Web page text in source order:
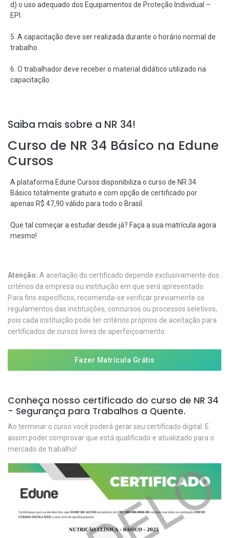
d) o uso adequado dos Equipamentos de Proteção Individual –
EPI.
5. A capacitação deve ser realizada durante o horário normal de
trabalho.
6. O trabalhador deve receber o material didático utilizado na
capacitação.
Saiba mais sobre a NR 34!
Curso de NR 34 Básico na Edune
Cursos
A plataforma Edune Cursos disponibiliza o curso de NR 34
Básico totalmente gratuito e com opção de certificado por
apenas R$ 47,90 válido para todo o Brasil.
Que tal começar a estudar desde já? Faça a sua matrícula agora
mesmo!
Atenção: A aceitação do certificado depende exclusivamente dos
critérios da empresa ou instituição em que será apresentado.
Para fins específicos, recomenda-se verificar previamente os
regulamentos das instituições, concursos ou processos seletivos,
pois cada instituição pode ter critérios próprios de aceitação para
certificados de cursos livres de aperfeiçoamento.
Fazer Matrícula Grátis
Conheça nosso certificado do curso de NR 34
- Segurança para Trabalhos a Quente.
Ao terminar o curso você poderá gerar seu certificado digital. E
assim poder comprovar que está qualificado e atualizado para o
mercado de trabalho!